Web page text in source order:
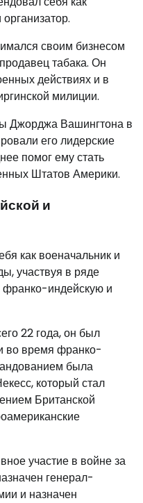
своим бизнесом
табака. Он
действиях и в
милиции.
Джорджа Вашингтона в
его лидерские
помог ему стать
Штатов Америки.
и
как военачальник и
участвуя в ряде
франко-индейскую и
22 года, он был
во время франко-
была
который стал
Британской
участие в войне за
генерал-
и назначен